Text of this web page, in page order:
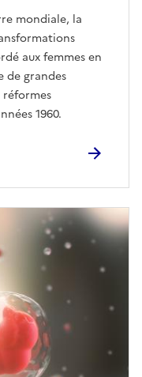
mondiale, la
aux femmes en
de grandes
réformes
1960.